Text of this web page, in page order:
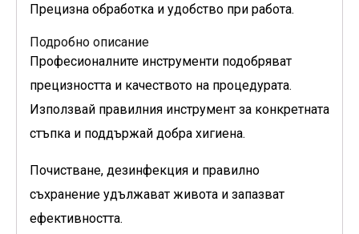
Прецизна обработка и удобство при работа.
Подробно описание
Професионалните инструменти подобряват
прецизността и качеството на процедурата.
Използвай правилния инструмент за конкретната
стъпка и поддържай добра хигиена.
Почистване, дезинфекция и правилно
съхранение удължават живота и запазват
ефективността.